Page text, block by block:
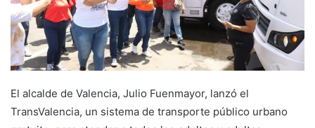
El alcalde de Valencia, Julio Fuenmayor, lanzó el
TransValencia, un sistema de transporte público urbano